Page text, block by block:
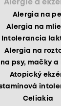
Alergie a
Alergia na
Alergia na
Intolerancia
Alergia na
psy, mačky a
Atopický
Celiakia